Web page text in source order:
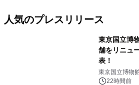
人気のプレスリリース
東京国立博
舗をリニュ
表！
東京国立博物
22時間前